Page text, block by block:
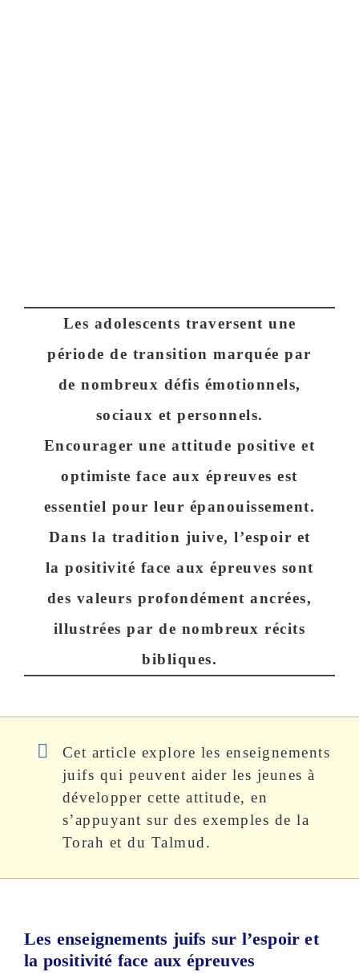
Les adolescents traversent une
période de transition marquée par
de nombreux défis émotionnels,
sociaux et personnels.
Encourager une attitude positive et
optimiste face aux épreuves est
essentiel pour leur épanouissement.
Dans la tradition juive, l’espoir et
la positivité face aux épreuves sont
des valeurs profondément ancrées,
illustrées par de nombreux récits
bibliques.
Cet article explore les enseignements
juifs qui peuvent aider les jeunes à
développer cette attitude, en
s’appuyant sur des exemples de la
Torah et du Talmud.
Les enseignements juifs sur l’espoir et
la positivité face aux épreuves